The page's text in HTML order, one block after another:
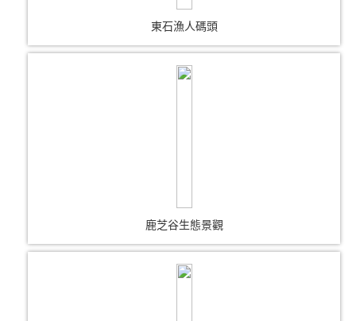
東石漁人碼頭
鹿芝谷生態景觀